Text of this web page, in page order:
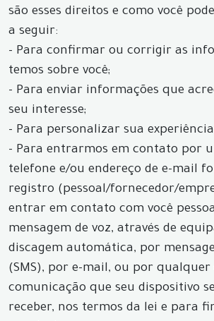
são esses direitos e como você
a seguir:
- Para confirmar ou corrigir as
temos sobre você;
- Para enviar informações que
seu interesse;
- Para personalizar sua
- Para entrarmos em contato por
telefone e/ou endereço de e-mail
registro (pessoal/fornecedor/
entrar em contato com você
mensagem de voz, através de
discagem automática, por
(SMS), por e-mail, ou por
comunicação que seu dispositivo
receber, nos termos da lei e para